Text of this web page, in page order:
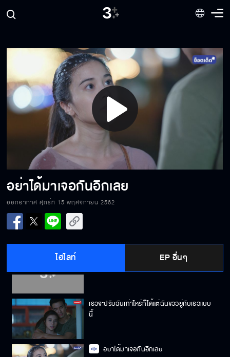
Play
Video
อย่าได้มาเจอกันอีกเลย
ออกอากาศ ศุกร์ที่ 15 พฤศจิกายน 2562
ไฮไลท์ EP อื่นๆ
ไหล่นี้ซบได้ไม่คิดเงิน
ผัดผักบุ้งมันก็รสชาติแบบนี้แหละ
คุณชงมาแบบนี้จังหวะมันได้
นี่คือหน่วยสืบราชการลับ "snow white"
เธอจะปรับฉันเท่าไหร่ก็ได้แต่ฉันขออยู่กับเธอแบบ
นี้
อย่าได้มาเจอกันอีกเลย